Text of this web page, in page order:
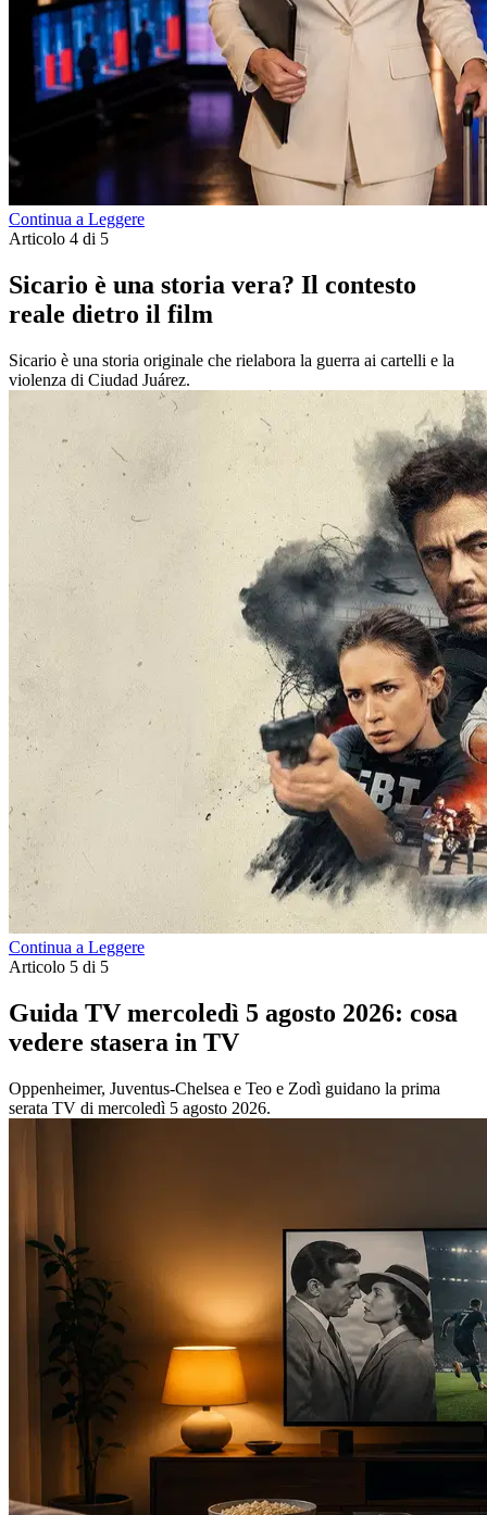
Continua a Leggere
Articolo 4 di 5
Sicario è una storia vera? Il contesto
reale dietro il film
Sicario è una storia originale che rielabora la guerra ai cartelli e la
violenza di Ciudad Juárez.
Continua a Leggere
Articolo 5 di 5
Guida TV mercoledì 5 agosto 2026: cosa
vedere stasera in TV
Oppenheimer, Juventus-Chelsea e Teo e Zodì guidano la prima
serata TV di mercoledì 5 agosto 2026.